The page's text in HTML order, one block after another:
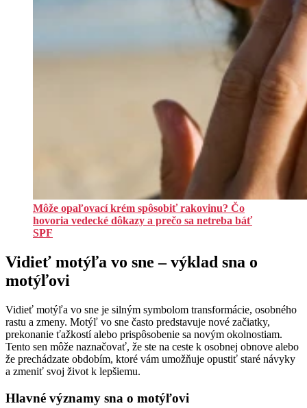
Môže opaľovací krém spôsobiť rakovinu? Čo
hovoria vedecké dôkazy a prečo sa netreba báť
SPF
Vidieť motýľa vo sne – výklad sna o
motýľovi
Vidieť motýľa vo sne je silným symbolom transformácie, osobného
rastu a zmeny. Motýľ vo sne často predstavuje nové začiatky,
prekonanie ťažkostí alebo prispôsobenie sa novým okolnostiam.
Tento sen môže naznačovať, že ste na ceste k osobnej obnove alebo
že prechádzate obdobím, ktoré vám umožňuje opustiť staré návyky
a zmeniť svoj život k lepšiemu.
Hlavné významy sna o motýľovi